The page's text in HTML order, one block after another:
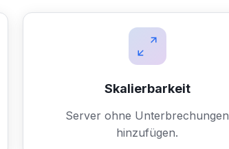
Skalierbarkeit
Server ohne Unterbrechungen
hinzufügen.